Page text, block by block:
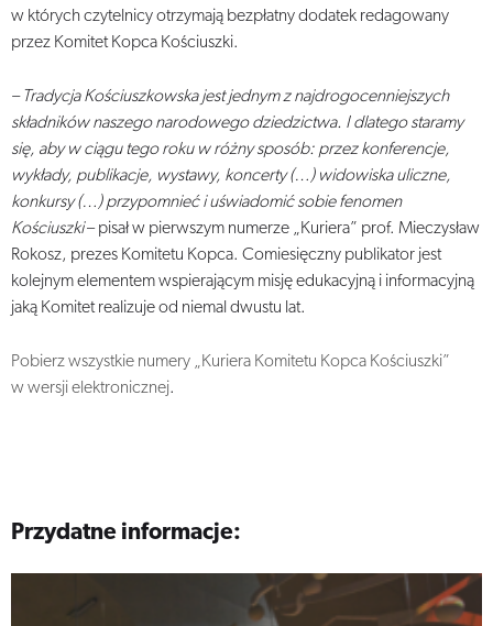
w których czytelnicy otrzymają bezpłatny dodatek redagowany
przez Komitet Kopca Kościuszki.
– Tradycja Kościuszkowska jest jednym z najdrogocenniejszych
składników naszego narodowego dziedzictwa. I dlatego staramy
się, aby w ciągu tego roku w różny sposób: przez konferencje,
wykłady, publikacje, wystawy, koncerty (…) widowiska uliczne,
konkursy (…) przypomnieć i uświadomić sobie fenomen
Kościuszki– pisał w pierwszym numerze „Kuriera” prof. Mieczysław
Rokosz, prezes Komitetu Kopca. Comiesięczny publikator jest
kolejnym elementem wspierającym misję edukacyjną i informacyjną
jaką Komitet realizuje od niemal dwustu lat.
Pobierz wszystkie numery „Kuriera Komitetu Kopca Kościuszki”
w wersji elektronicznej.
Przydatne informacje: